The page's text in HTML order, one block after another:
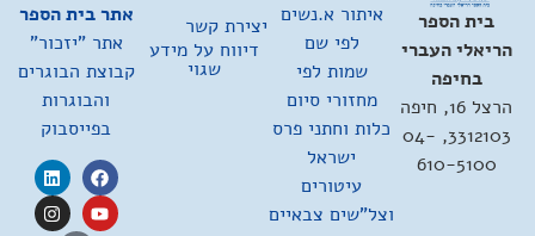
בית הספר
הריאלי העברי
בחיפה
הרצל 16, חיפה
3312103, 04-
610-5100
איתור א.נשים
לפי שם
שמות לפי
מחזורי סיום
כלות וחתני פרס
ישראל
עיטורים
וצל"שים צבאיים
אתר בית הספר
אתר "יזכור"
קבוצת הבוגרים
והבוגרות
בפייסבוק
יצירת קשר
דיווח על מידע
שגוי